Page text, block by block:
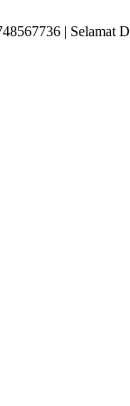
| Selamat